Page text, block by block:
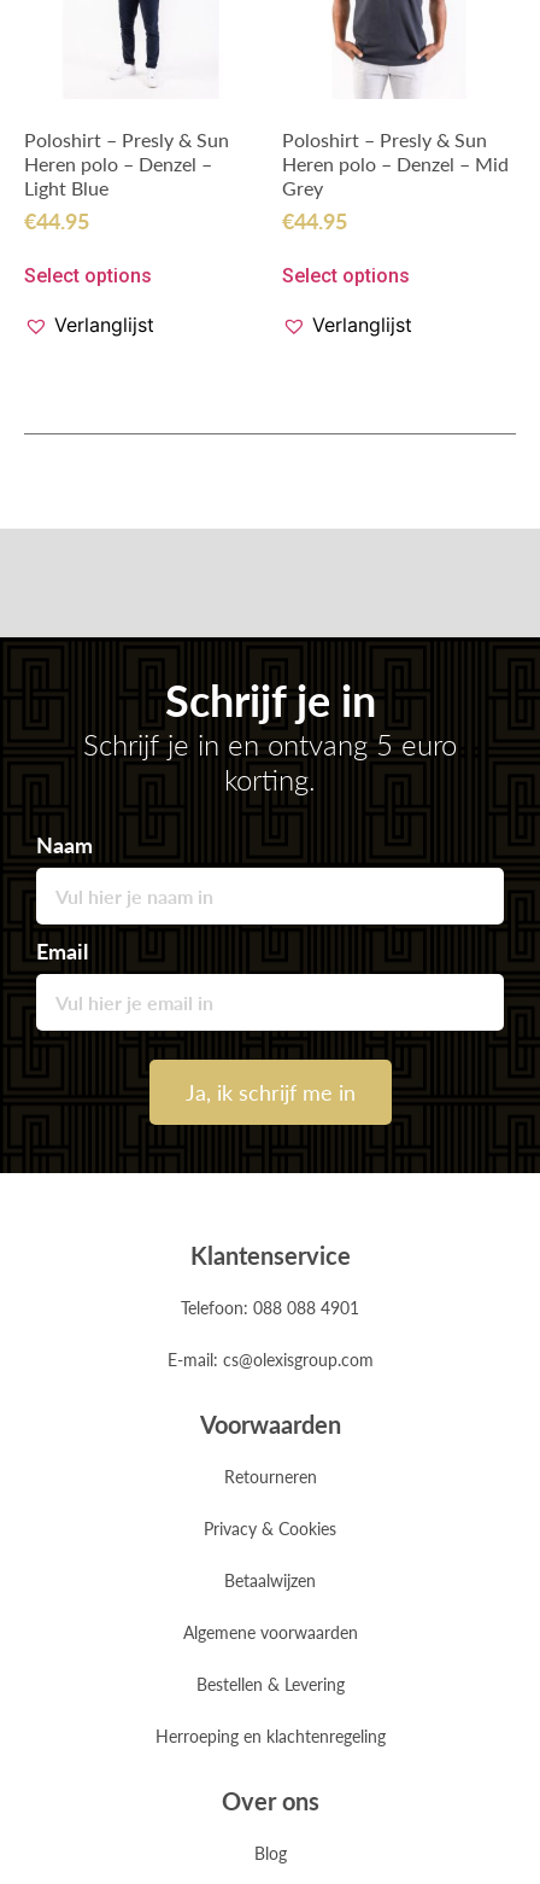
Poloshirt – Presly & Sun
Heren polo – Denzel –
Light Blue
€44.95
Select options
Verlanglijst
Poloshirt – Presly & Sun
Heren polo – Denzel – Mid
Grey
€44.95
Select options
Verlanglijst
Schrijf je in
Schrijf je in en ontvang 5 euro
korting.
Naam
Email
Ja, ik schrijf me in
Klantenservice
Telefoon: 088 088 4901
E-mail: cs@olexisgroup.com
Voorwaarden
Retourneren
Privacy & Cookies
Betaalwijzen
Algemene voorwaarden
Bestellen & Levering
Herroeping en klachtenregeling
Over ons
Blog